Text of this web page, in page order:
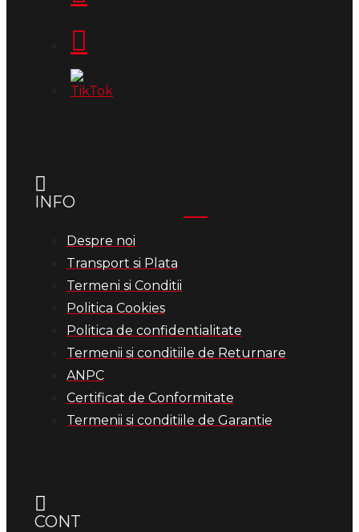
INFO
Despre noi
Transport si Plata
Termeni si Conditii
Politica Cookies
Politica de confidentialitate
Termenii si conditiile de Returnare
ANPC
Certificat de Conformitate
Termenii si conditiile de Garantie
CONT